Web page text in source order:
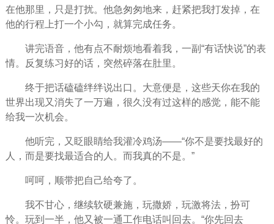
在他那里，只是打扰。他急匆匆地来，赶紧把我打发掉，在
他的行程上打一个小勾，就算完成任务。
讲完语音，他有点不耐烦地看着我，一副“有话快说”的表
情。反复练习好的话，突然碎落在肚里。
终于把话磕磕绊绊说出口。大意便是，这些天你在我的
世界出现又消失了一万遍，很久没有过这样的感觉，能不能
给我一次机会。
他听完，又眨眼睛给我灌冷鸡汤——“你不是要找最好的
人，而是要找最适合的人。而我真的不是。”
呵呵，顺带把自己给夸了。
我不甘心，继续软硬兼施，玩撒娇，玩激将法，扮可
怜。玩到一半，他又被一通工作电话叫回去。“你先回去